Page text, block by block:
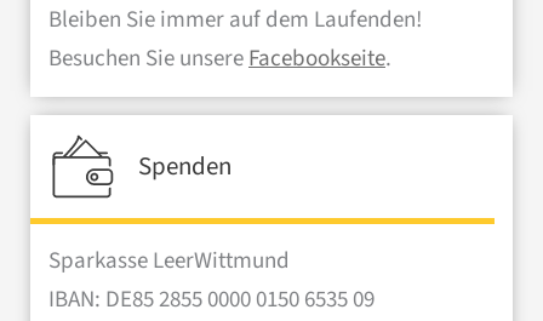
Bleiben Sie immer auf dem Laufenden!
Besuchen Sie unsereFacebookseite.
Spenden
Sparkasse LeerWittmund
IBAN: DE85 2855 0000 0150 6535 09